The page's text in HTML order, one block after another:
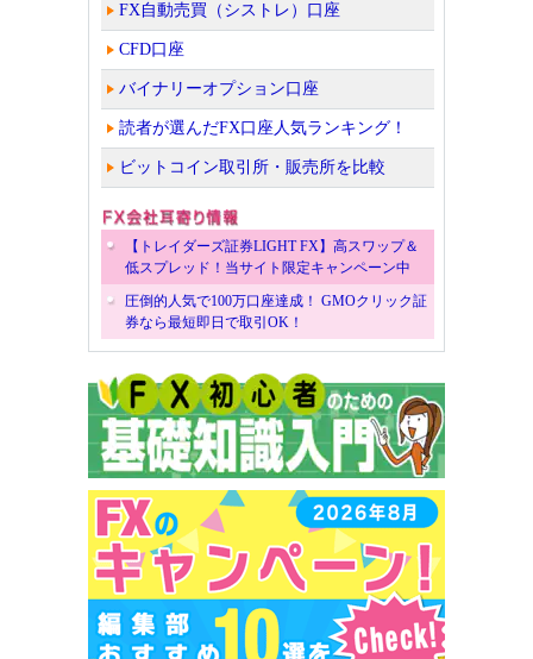
FX自動売買（シストレ）口座
CFD口座
バイナリーオプション口座
読者が選んだFX口座人気ランキング！
ビットコイン取引所・販売所を比較
【トレイダーズ証券LIGHT FX】高スワップ＆
低スプレッド！当サイト限定キャンペーン中
圧倒的人気で100万口座達成！ GMOクリック証
券なら最短即日で取引OK！